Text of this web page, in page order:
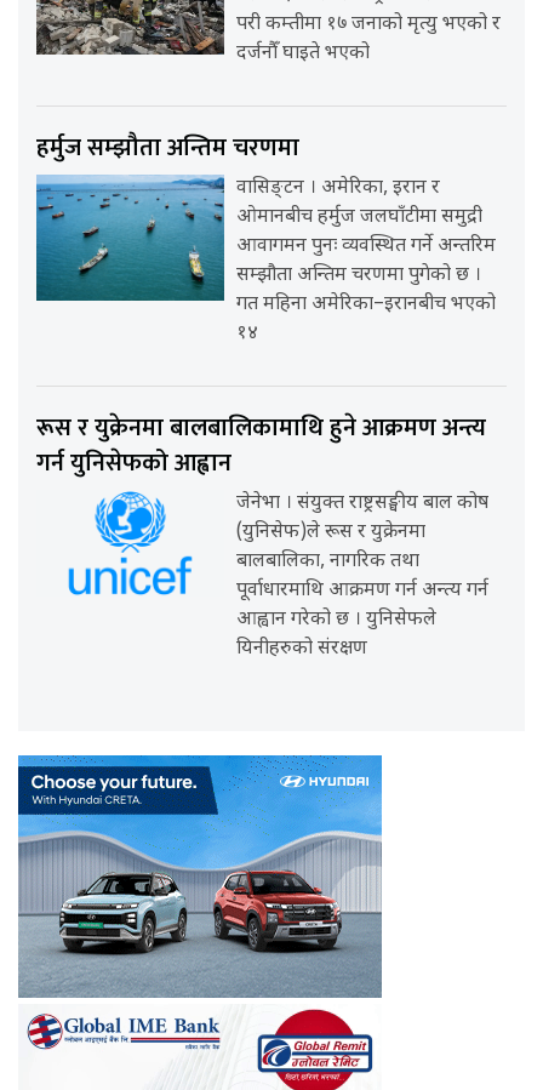
परी कम्तीमा १७ जनाको मृत्यु भएको र
दर्जनौँ घाइते भएको
हर्मुज सम्झौता अन्तिम चरणमा
वासिङ्टन । अमेरिका, इरान र
ओमानबीच हर्मुज जलघाँटीमा समुद्री
आवागमन पुनः व्यवस्थित गर्ने अन्तरिम
सम्झौता अन्तिम चरणमा पुगेको छ ।
गत महिना अमेरिका–इरानबीच भएको
१४
रूस र युक्रेनमा बालबालिकामाथि हुने आक्रमण अन्त्य
गर्न युनिसेफको आह्वान
जेनेभा । संयुक्त राष्ट्रसङ्घीय बाल कोष
(युनिसेफ)ले रूस र युक्रेनमा
बालबालिका, नागरिक तथा
पूर्वाधारमाथि आक्रमण गर्न अन्त्य गर्न
आह्वान गरेको छ । युनिसेफले
यिनीहरुको संरक्षण